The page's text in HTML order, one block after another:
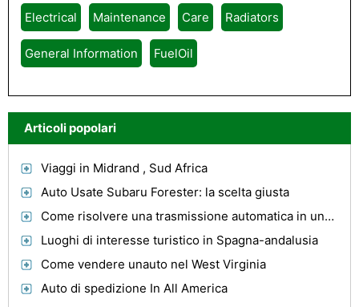
Electrical Maintenance Care Radiators
General Information FuelOil
Articoli popolari
Viaggi in Midrand , Sud Africa
Auto Usate Subaru Forester: la scelta giusta
Come risolvere una trasmissione automatica in una Honda Civic 97
Luoghi di interesse turistico in Spagna-andalusia
Come vendere unauto nel West Virginia
Auto di spedizione In All America